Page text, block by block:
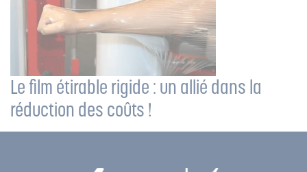
Le film étirable rigide : un allié dans la
réduction des coûts !